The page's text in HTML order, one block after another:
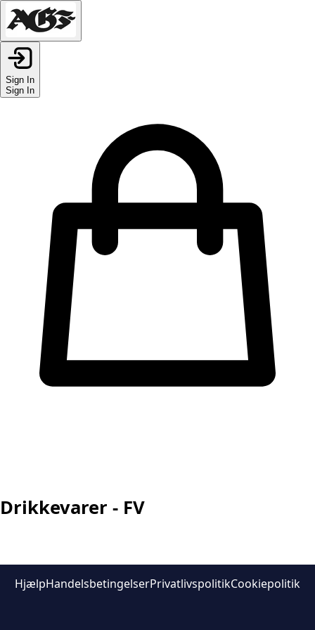
Sign In
Sign In
Drikkevarer - FV
HjælpHandelsbetingelserPrivatlivspolitikCookiepolitik